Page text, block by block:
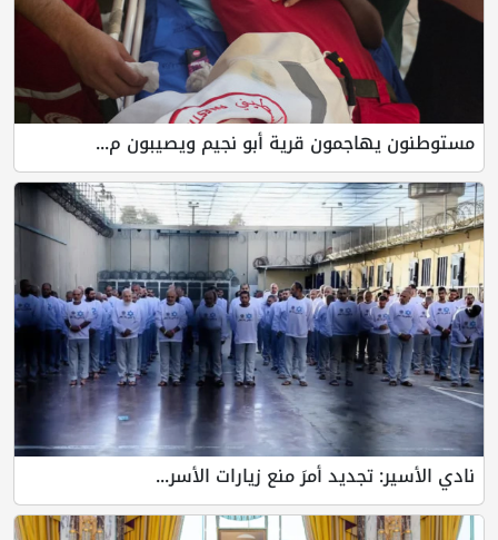
مستوطنون يهاجمون قرية أبو نجيم ويصيبون م...
نادي الأسير: تجديد أمرَ منع زيارات الأسر...